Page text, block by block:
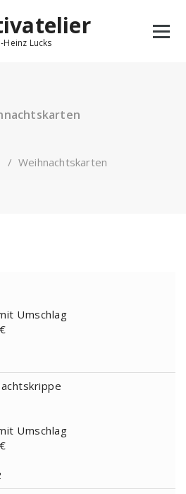
Heinz Lucks
/ Weihnachtskarten
Umschlag
Umschlag